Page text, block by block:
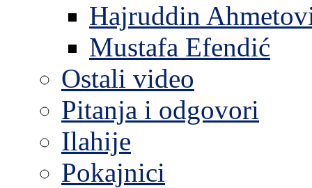
Hajruddin
Mustafa Efendić
Ostali video
Pitanja i odgovori
Ilahije
Pokajnici